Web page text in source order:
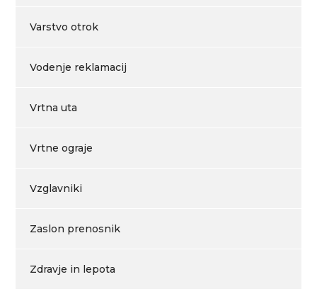
Varstvo otrok
Vodenje reklamacij
Vrtna uta
Vrtne ograje
Vzglavniki
Zaslon prenosnik
Zdravje in lepota